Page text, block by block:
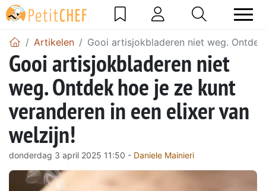
Artikelen Gooi artisjokbladeren niet weg.
Gooi artisjokbladeren niet
weg. Ontdek hoe je ze kunt
veranderen in een elixer van
welzijn!
donderdag 3 april 2025 11:50 - Daniele Mainieri